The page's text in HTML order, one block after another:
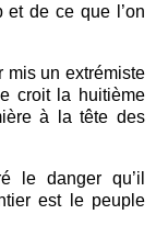
et de ce que l’on
mis un extrémiste
croit la huitième
à la tête des
le danger qu’il
est le peuple